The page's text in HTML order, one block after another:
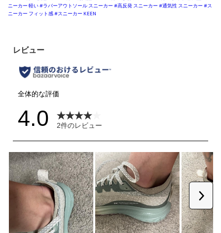
ニーカー 軽い#ラバーアウトソール スニーカー #高反発 スニーカー #通気性 スニーカー #ス
ニーカー フィット感#スニーカー KEEN